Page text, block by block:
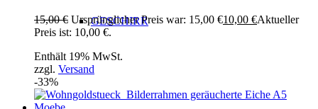
GESCHIRR
15,00€ Ursprünglicher Preis war: 15,00 €10,00 €Aktueller
Preis ist: 10,00 €.
Enthält 19% MwSt.
zzgl. Versand
-33%